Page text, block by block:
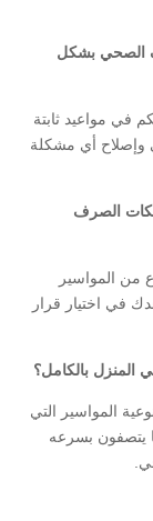
الصحي بشكل
في مواعيد ثابتة
أي مشكلة
الصرف
من المواسير
في اختيار قرار
المنزل بالكامل؟
المواسير التي
يتصفون بسرعه